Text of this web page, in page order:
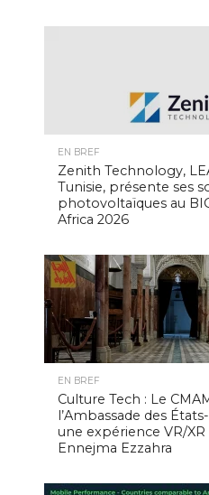
EN BREF
Zenith Technology,
Tunisie, présente ses
photovoltaïques au
Africa 2026
EN BREF
Culture Tech : Le
l’Ambassade des
une expérience VR/
Ennejma Ezzahra